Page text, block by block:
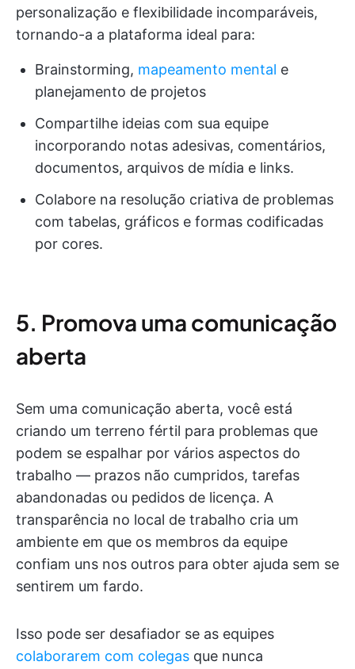
personalização e flexibilidade incomparáveis,
tornando-a a plataforma ideal para:
Brainstorming, mapeamento mental e
planejamento de projetos
Compartilhe ideias com sua equipe
incorporando notas adesivas, comentários,
documentos, arquivos de mídia e links.
Colabore na resolução criativa de problemas
com tabelas, gráficos e formas codificadas
por cores.
5. Promova uma comunicação
aberta
Sem uma comunicação aberta, você está
criando um terreno fértil para problemas que
podem se espalhar por vários aspectos do
trabalho — prazos não cumpridos, tarefas
abandonadas ou pedidos de licença. A
transparência no local de trabalho cria um
ambiente em que os membros da equipe
confiam uns nos outros para obter ajuda sem se
sentirem um fardo.
Isso pode ser desafiador se as equipes
colaborarem com colegas que nunca